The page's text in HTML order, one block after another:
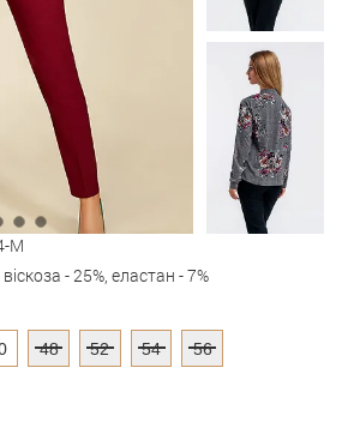
M
- 25%, еластан - 7%
48 52 54 56